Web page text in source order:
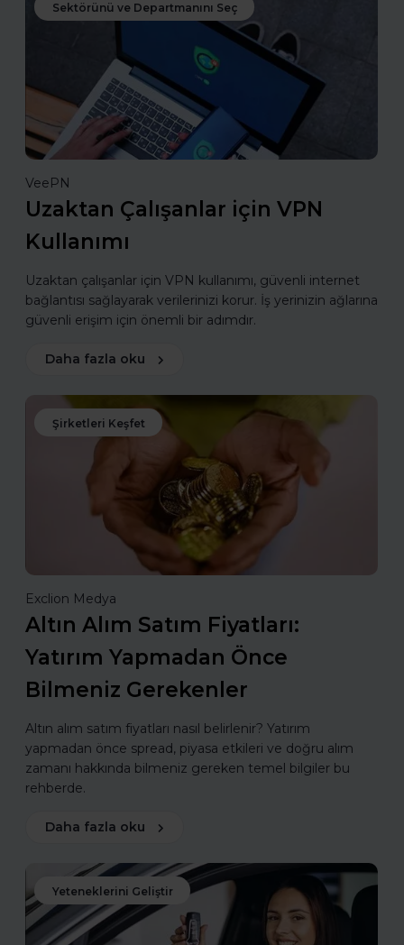
Sektörünü ve Departmanını Seç
VeePN
Uzaktan Çalışanlar için VPN
Kullanımı
Uzaktan çalışanlar için VPN kullanımı, güvenli internet
bağlantısı sağlayarak verilerinizi korur. İş yerinizin ağlarına
güvenli erişim için önemli bir adımdır.
Daha fazla oku
Şirketleri Keşfet
Exclion Medya
Altın Alım Satım Fiyatları:
Yatırım Yapmadan Önce
Bilmeniz Gerekenler
Altın alım satım fiyatları nasıl belirlenir? Yatırım
yapmadan önce spread, piyasa etkileri ve doğru alım
zamanı hakkında bilmeniz gereken temel bilgiler bu
rehberde.
Daha fazla oku
Yeteneklerini Geliştir